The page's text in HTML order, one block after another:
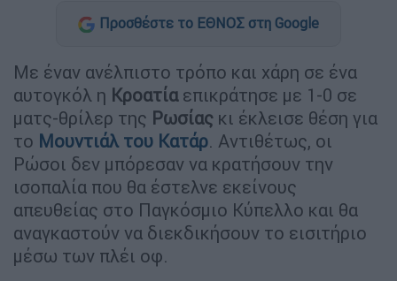
Προσθέστε το ΕΘΝΟΣ στη Google
Με έναν ανέλπιστο τρόπο και χάρη σε ένα
αυτογκόλ η Κροατίαεπικράτησε με 1-0 σε
ματς-θρίλερ της Ρωσίας κι έκλεισε θέση για
το Μουντιάλ του Κατάρ. Αντιθέτως, οι
Ρώσοι δεν μπόρεσαν να κρατήσουν την
ισοπαλία που θα έστελνε εκείνους
απευθείας στο Παγκόσμιο Κύπελλο και θα
αναγκαστούν να διεκδικήσουν το εισιτήριο
μέσω των πλέι οφ.